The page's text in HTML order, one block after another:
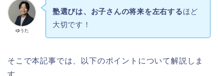
ゆうた
塾選びは、お子さんの将来を左右するほど
大切です！
そこで本記事では、以下のポイントについて解説しま